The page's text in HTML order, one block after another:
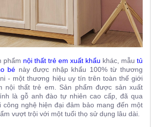
phẩm nội thất trẻ em xuất khẩu khác, mẫu tủ
bé này được nhập khẩu 100% từ thương
- một thương hiệu uy tín trên toàn thế giới
nội thất trẻ em. Sản phẩm được sản xuất
là gỗ anh đào tự nhiên cao cấp, đã qua
nghệ hiện đại đảm bảo mang đến một
vượt trội với một tuổi thọ sử dụng lâu dài.